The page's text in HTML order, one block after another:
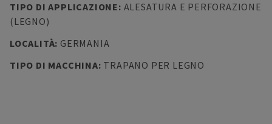
TIPO DI APPLICAZIONE: ALESATURA E PERFORAZIONE
(LEGNO)
LOCALITÀ: GERMANIA
TIPO DI MACCHINA: TRAPANO PER LEGNO